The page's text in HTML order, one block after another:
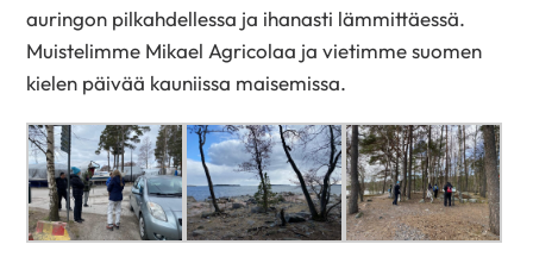
auringon pilkahdellessa ja ihanasti lämmittäessä.
Muistelimme Mikael Agricolaa ja vietimme suomen
kielen päivää kauniissa maisemissa.